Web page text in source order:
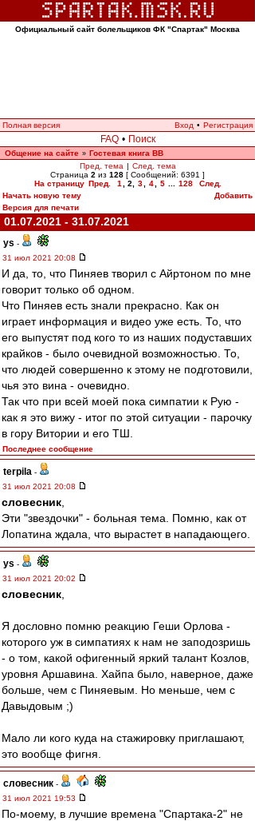
Официальный сайт болельщиков ФК "Спартак" Москва
Полная версия Вход • Регистрация
FAQ • Поиск
Общение на сайте » Гостевая книга ВВ
Пред. тема | След. тема
Страница 2 из 128 [ Сообщений: 6391 ]
На страницу Пред. 1 2 3 4 5 128
След.
Начать новую тему
Добавить
Версия для печати
01.07.2021 - 31.07.2021
ys -
31 июл 2021 20:08
И да, то, что Пиняев творил с Айртоном по мне
говорит только об одном.
Что Пиняев есть знали прекрасно. Как он
играет информация и видео уже есть. То, что
его выпустят под кого то из наших подуставших
крайков - было очевидной возможностью. То,
что людей совершенно к этому не подготовили,
чья это вина - очевидно.
Так что при всей моей пока симпатии к Рую -
как я это вижу - итог по этой ситуации - парочку
в гору Витории и его ТШ.
Последнее сообщение
terpila -
31 июл 2021 20:08
словесник
Эти "звездочки" - больная тема. Помню, как от
Лопатина ждала, что вырастет в нападающего.
ys -
31 июл 2021 20:02
словесник
Я дословно помню реакцию Геши Орлова -
которого уж в симпатиях к нам не заподозришь
- о том, какой офигенный яркий талант Козлов,
уровня Аршавина. Хайпа было, наверное, даже
больше, чем с Пиняевым. Но меньше, чем с
Давыдовым ;)
Мало ли кого куда на стажировку приглашают,
это вообще фигня.
словесник -
31 июл 2021 19:53
По-моему, в лучшие времена "Спартака-2" не